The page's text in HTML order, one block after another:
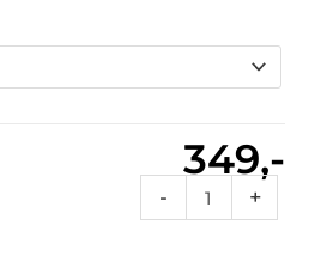
349,-
-
Rcnum
96a
+